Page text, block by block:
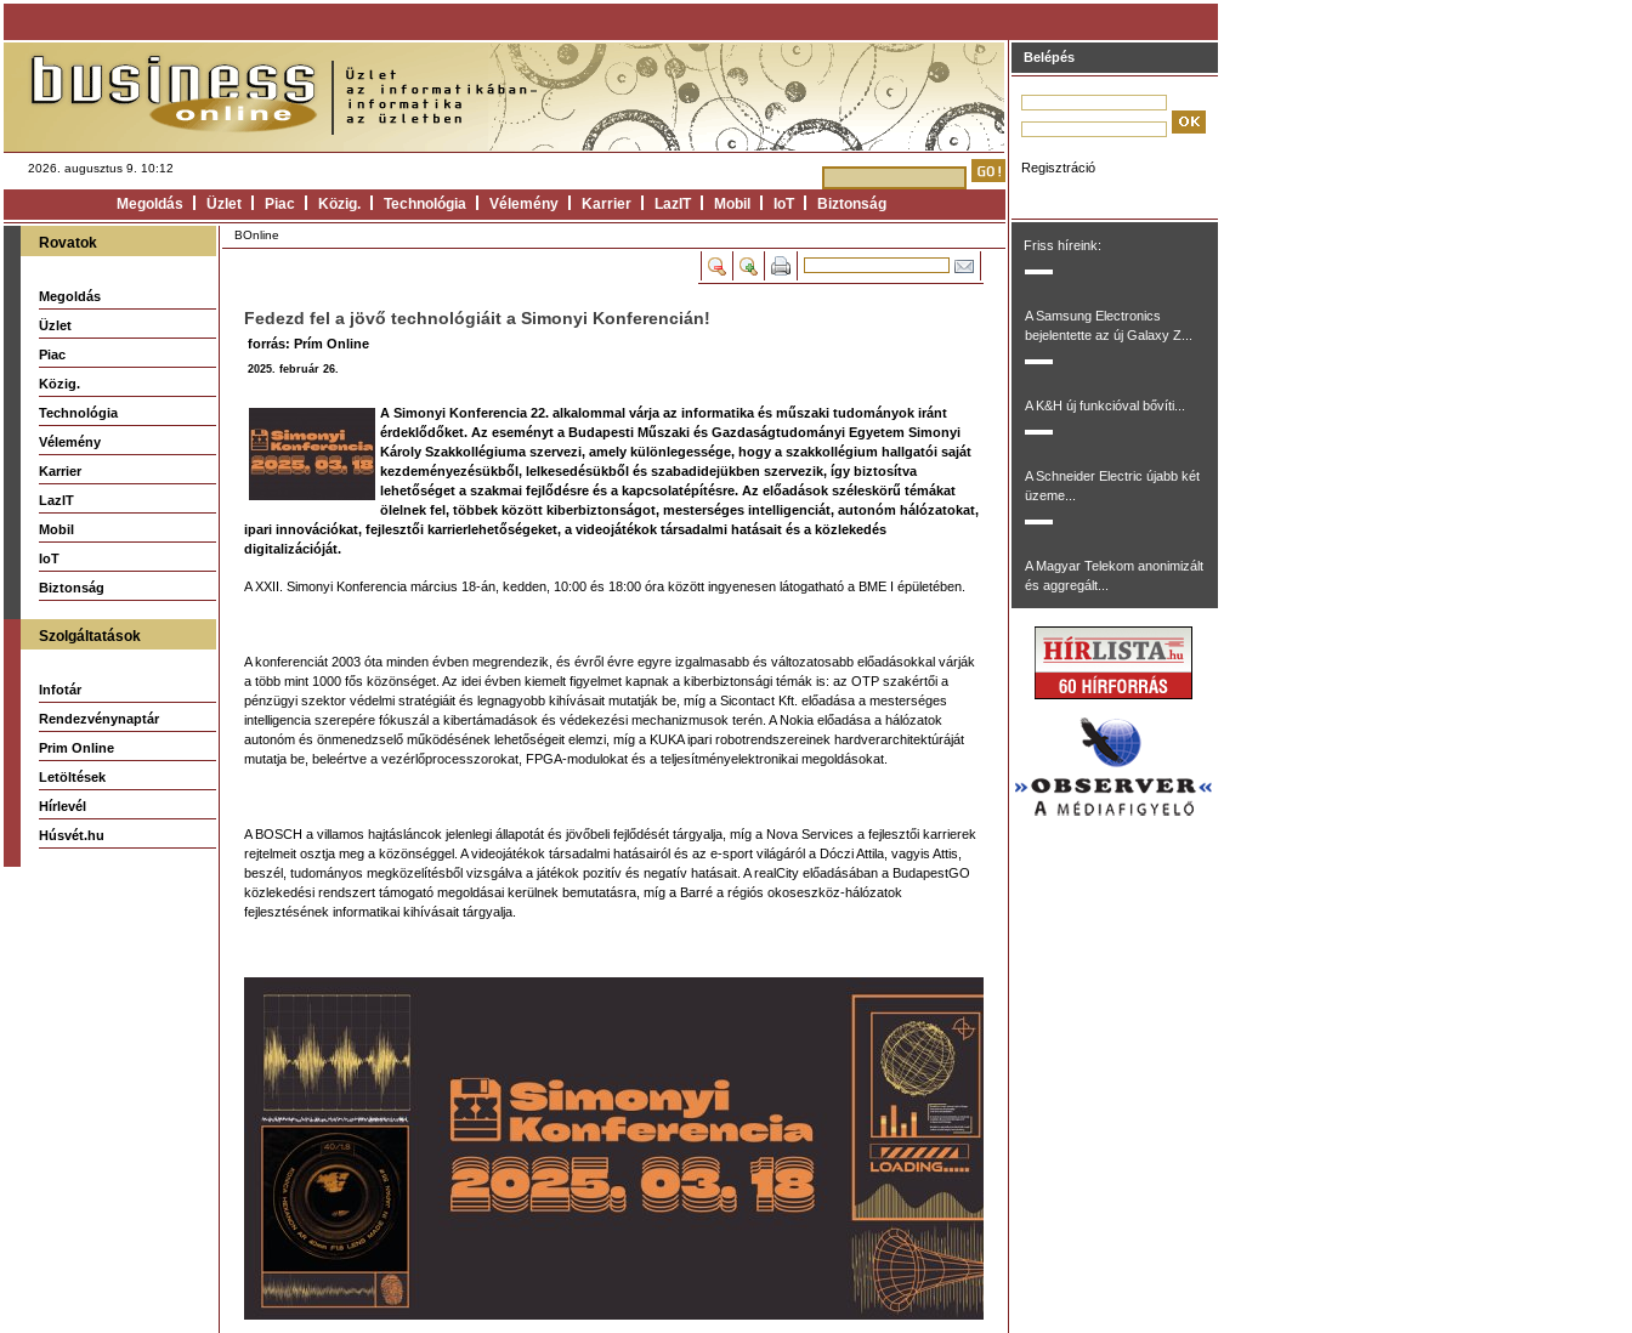
2026. augusztus 9. 10:12
Megoldás Üzlet Piac Közig. Technológia Vélemény Karrier LazIT Mobil IoT Biztonság
Rovatok
Megoldás
Üzlet
Piac
Közig.
Technológia
Vélemény
Karrier
LazIT
Mobil
IoT
Biztonság
Szolgáltatások
Infotár
Rendezvénynaptár
Prim Online
Letöltések
Hírlevél
Húsvét.hu
BOnline
Fedezd fel a jövő technológiáit a Simonyi Konferencián!
forrás: Prím Online
2025. február 26.
A Simonyi Konferencia 22. alkalommal várja az informatika és műszaki tudományok iránt
érdeklődőket. Az eseményt a Budapesti Műszaki és Gazdaságtudományi Egyetem Simonyi
Károly Szakkollégiuma szervezi, amely különlegessége, hogy a szakkollégium hallgatói saját
kezdeményezésükből, lelkesedésükből és szabadidejükben szervezik, így biztosítva
lehetőséget a szakmai fejlődésre és a kapcsolatépítésre. Az előadások széleskörű témákat
ölelnek fel, többek között kiberbiztonságot, mesterséges intelligenciát, autonóm hálózatokat,
ipari innovációkat, fejlesztői karrierlehetőségeket, a videojátékok társadalmi hatásait és a közlekedés
digitalizációját.
A XXII. Simonyi Konferencia március 18-án, kedden, 10:00 és 18:00 óra között ingyenesen látogatható a BME I épületében.
A konferenciát 2003 óta minden évben megrendezik, és évről évre egyre izgalmasabb és változatosabb előadásokkal várják
a több mint 1000 fős közönséget. Az idei évben kiemelt figyelmet kapnak a kiberbiztonsági témák is: az OTP szakértői a
pénzügyi szektor védelmi stratégiáit és legnagyobb kihívásait mutatják be, míg a Sicontact Kft. előadása a mesterséges
intelligencia szerepére fókuszál a kibertámadások és védekezési mechanizmusok terén. A Nokia előadása a hálózatok
autonóm és önmenedzselő működésének lehetőségeit elemzi, míg a KUKA ipari robotrendszereinek hardverarchitektúráját
mutatja be, beleértve a vezérlőprocesszorokat, FPGA-modulokat és a teljesítményelektronikai megoldásokat.
A BOSCH a villamos hajtásláncok jelenlegi állapotát és jövőbeli fejlődését tárgyalja, míg a Nova Services a fejlesztői karrierek
rejtelmeit osztja meg a közönséggel. A videojátékok társadalmi hatásairól és az e-sport világáról a Dóczi Attila, vagyis Attis,
beszél, tudományos megközelítésből vizsgálva a játékok pozitív és negatív hatásait. A realCity előadásában a BudapestGO
közlekedési rendszert támogató megoldásai kerülnek bemutatásra, míg a Barré a régiós okoseszköz-hálózatok
fejlesztésének informatikai kihívásait tárgyalja.
Belépés
Regisztráció
Friss híreink:
A Samsung Electronics
bejelentette az új Galaxy Z...
A K&H új funkcióval bővíti...
A Schneider Electric újabb két
üzeme...
A Magyar Telekom anonimizált
és aggregált...